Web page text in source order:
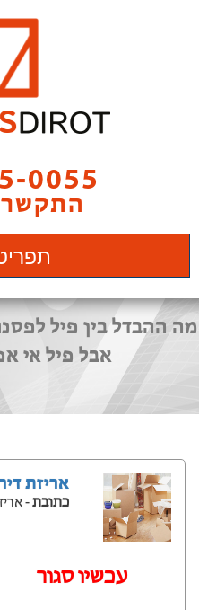
0055
מה ההבדל בין פיל
אבל פיל אי
אריזת
כתובת-
‫עכשיו סגור